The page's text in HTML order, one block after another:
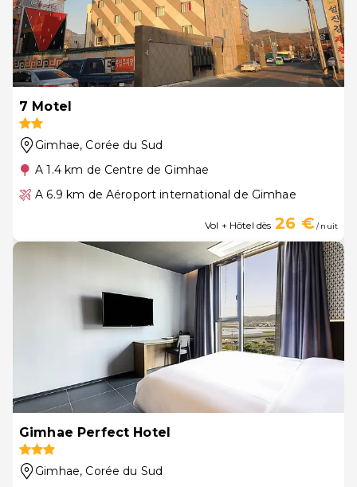
7 Motel
Gimhae, Corée du Sud
A 1.4 km de Centre de Gimhae
A 6.9 km de Aéroport international de Gimhae
Vol + Hôtel dès 26 €/ nuit
Gimhae Perfect Hotel
Gimhae, Corée du Sud